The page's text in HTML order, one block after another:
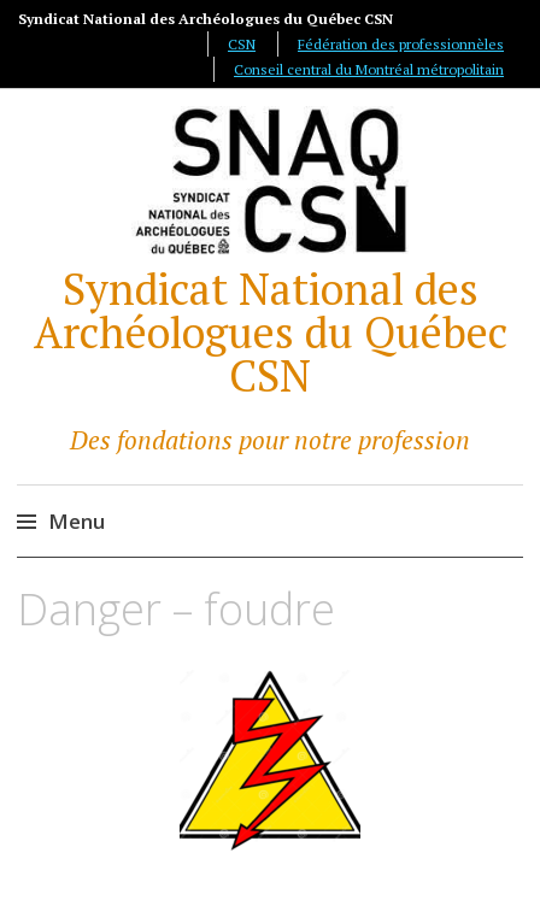
Syndicat National des Archéologues du Québec CSN
CSN
Fédération des professionnèles
Conseil central du Montréal métropolitain
Syndicat National des
Archéologues du Québec
CSN
Des fondations pour notre profession
Menu
au
Danger – foudre